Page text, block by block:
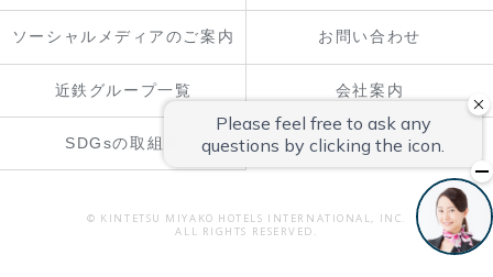
ソーシャルメディアのご案内 お問い合わせ
近鉄グループ一覧 会社案内
SDGsの取組み
© KINTETSU MIYAKO HOTELS INTERNATIONAL, INC.
ALL RIGHTS RESERVED.